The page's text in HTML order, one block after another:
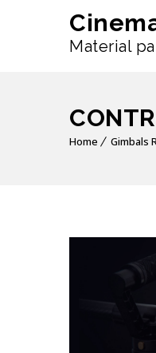
Material
Home Gimbals